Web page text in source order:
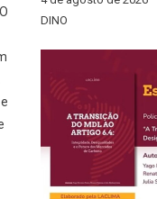
DINO